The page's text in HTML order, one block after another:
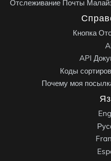
Отслеживание Почты
Кнопка
API
Коды
Почему моя